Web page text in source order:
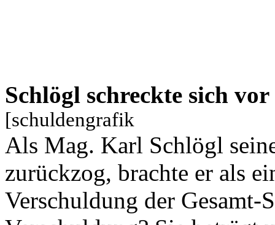
Schlögl schreckte sich
[schuldengrafik
Als Mag. Karl Schlögl
zurückzog, brachte er als
Verschuldung der Gesamt-